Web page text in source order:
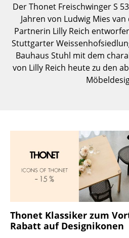
Aufbewahren
Regale & Schränke
Bücherregale
Beistell- & Rollcontainer
Garderoben
Kleinaufbewahrung
Einzelteile
Der Thonet Freischwinger S
Jahren von Ludwig Mies
Partnerin Lilly Reich
Stuttgarter
Bauhaus Stuhl mit dem
von Lilly Reich heute zu den
Thonet Klassiker zum
Rabatt auf Designikonen